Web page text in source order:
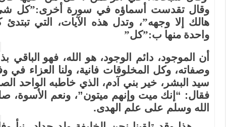
محمد
ولد
أحمد
عبدي
مغلقة
وقال تقدست أسماؤه في سورة أخرى:”كل شيء
هالك إلا وجهه”، وتدل هذه الآيات، التي تبتدئ كل
واحدة منها ب:”كل”
أن الموجود، دائم الوجود، هو الله، فهو
الباقي بذاته
وصفاته، وكل المخلوقات فانية، ولنا العزاء في وفاة
سيد البشر، خير بني آدم، الذي خاطبه الواحد الصمد
فقال: “إنك ميت وإنهم ميتون”، ونعم الأسوة، صلى
الله وسلم على علم الهدى.